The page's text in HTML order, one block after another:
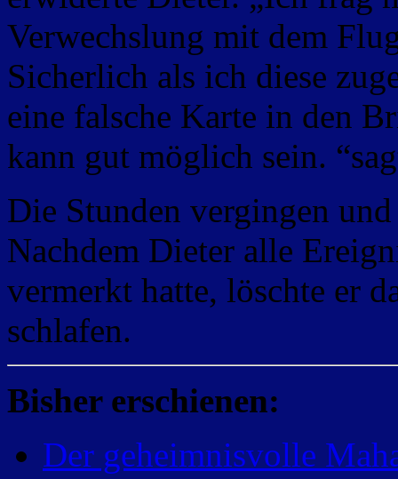
Verwechslung mit dem
Sicherlich als ich diese
eine falsche Karte in den
kann gut möglich sein.
Die Stunden vergingen
Nachdem Dieter alle
vermerkt hatte, löschte er
schlafen.
Bisher erschienen:
Der geheimnisvolle